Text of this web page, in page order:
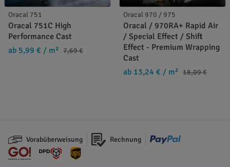
Oracal 751
Oracal 751C High
Performance Cast
ab 5,99 € / m² 7,69 €
Oracal 970 / 975
Oracal / 970RA+ Rapid Air
/ Special Effect / Shift
Effect - Premium Wrapping
Cast
ab 13,24 € / m² 18,09 €
Vorabüberweisung Rechnung